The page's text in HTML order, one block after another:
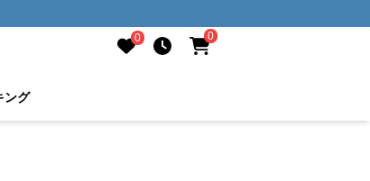
0 0
ング